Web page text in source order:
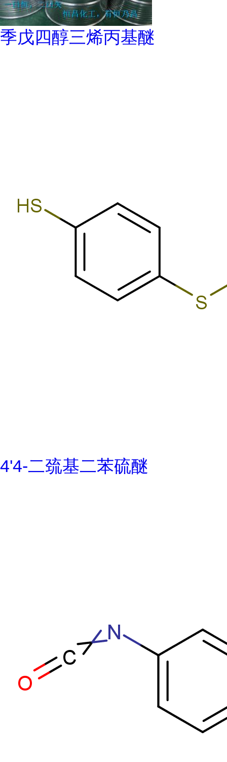
季戊四醇三烯丙基醚
4'4-二巯基二苯硫醚